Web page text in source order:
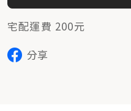
宅配運費 200元
分享